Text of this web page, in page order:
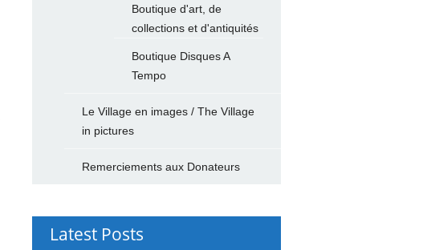
Boutique d'art, de
collections et d'antiquités
Boutique Disques A
Tempo
Le Village en images / The Village
in pictures
Remerciements aux Donateurs
Latest Posts